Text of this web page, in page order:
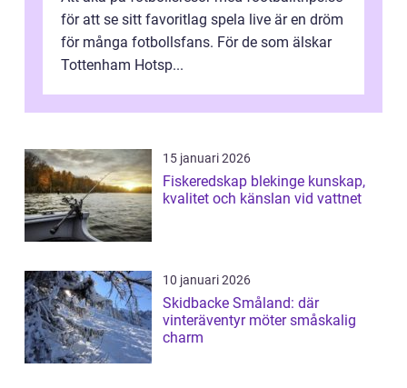
för att se sitt favoritlag spela live är en dröm
för många fotbollsfans. För de som älskar
Tottenham Hotsp...
15 januari 2026
Fiskeredskap blekinge kunskap,
kvalitet och känslan vid vattnet
10 januari 2026
Skidbacke Småland: där
vinteräventyr möter småskalig
charm